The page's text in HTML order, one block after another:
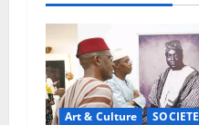
Art & Culture SOCIETE